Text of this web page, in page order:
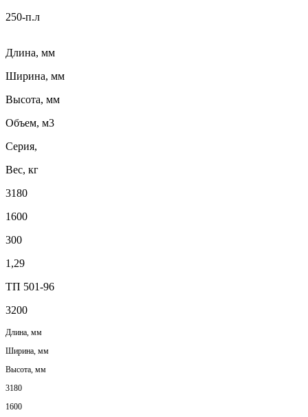
250-п.л
Длина, мм
Ширина, мм
Высота, мм
Объем, м3
Серия,
Вес, кг
3180
1600
300
1,29
ТП 501-96
3200
Длина, мм
Ширина, мм
Высота, мм
3180
1600